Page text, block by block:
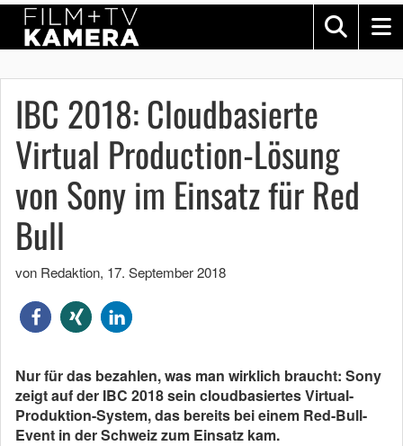
IBC 2018: Cloudbasierte
Virtual Production-Lösung
von Sony im Einsatz für Red
Bull
von Redaktion, 17. September 2018
Nur für das bezahlen, was man wirklich braucht: Sony
zeigt auf der IBC 2018 sein cloudbasiertes Virtual-
Produktion-System, das bereits bei einem Red-Bull-
Event in der Schweiz zum Einsatz kam.